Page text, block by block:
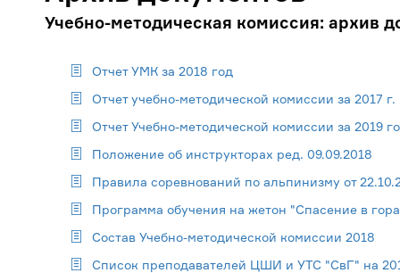
Учебно-методическая комиссия: архив
Отчет УМК за 2018 год
Отчет учебно-методической комиссии за 2017 г.
Отчет Учебно-методической комиссии за 2019
Положение об инструкторах ред. 09.09.2018
Правила соревнований по альпинизму от
Программа обучения на жетон "Спасение в
Состав Учебно-методической комиссии 2018
Список преподавателей ЦШИ и УТС "СвГ" на